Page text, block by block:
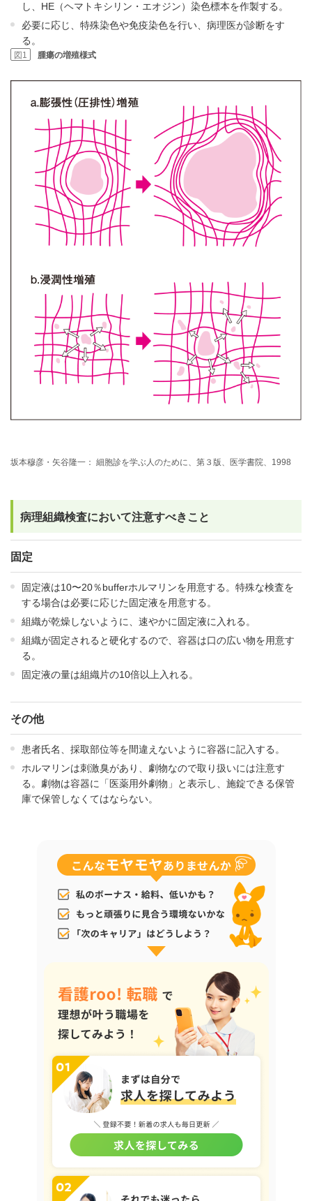
し、HE（ヘマトキシリン・エオジン）染色標本を作製する。
必要に応じ、特殊染色や免疫染色を行い、病理医が診断をす
る。
図1 腫瘍の増殖様式
坂本穆彦・矢谷隆一： 細胞診を学ぶ人のために、第３版、医学書院、1998
病理組織検査において注意すべきこと
固定
固定液は10〜20％bufferホルマリンを用意する。特殊な検査を
する場合は必要に応じた固定液を用意する。
組織が乾燥しないように、速やかに固定液に入れる。
組織が固定されると硬化するので、容器は口の広い物を用意す
る。
固定液の量は組織片の10倍以上入れる。
その他
患者氏名、採取部位等を間違えないように容器に記入する。
ホルマリンは刺激臭があり、劇物なので取り扱いには注意す
る。劇物は容器に「医薬用外劇物」と表示し、施錠できる保管
庫で保管しなくてはならない。